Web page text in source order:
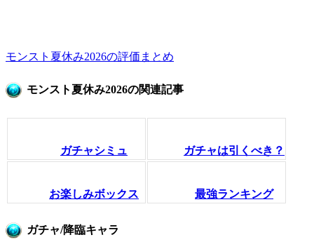
モンスト夏休み2026の評価まとめ
モンスト夏休み2026の関連記事
ガチャシミュ ガチャは引くべき？
お楽しみボックス 最強ランキング
ガチャ/降臨キャラ